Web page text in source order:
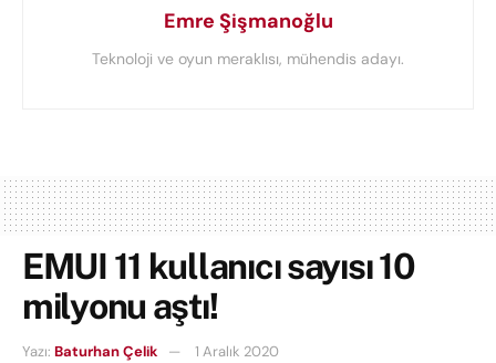
Emre Şişmanoğlu
Teknoloji ve oyun meraklısı, mühendis adayı.
EMUI 11 kullanıcı sayısı 10
milyonu aştı!
Yazı: Baturhan Çelik
1 Aralık 2020